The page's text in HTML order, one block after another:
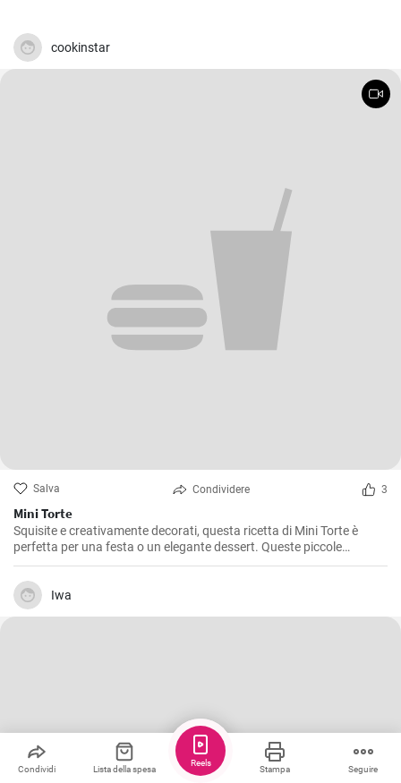
cookinstar
Salva Condividere 3
Mini Torte
Squisite e creativamente decorati, questa ricetta di Mini Torte è
perfetta per una festa o un elegante dessert. Queste piccole
sorprese sono sicuramente un piacere per gli occhi e un paradiso
per il palato!
Iwa
Condividi Lista della spesa Stampa Seguire
Reels